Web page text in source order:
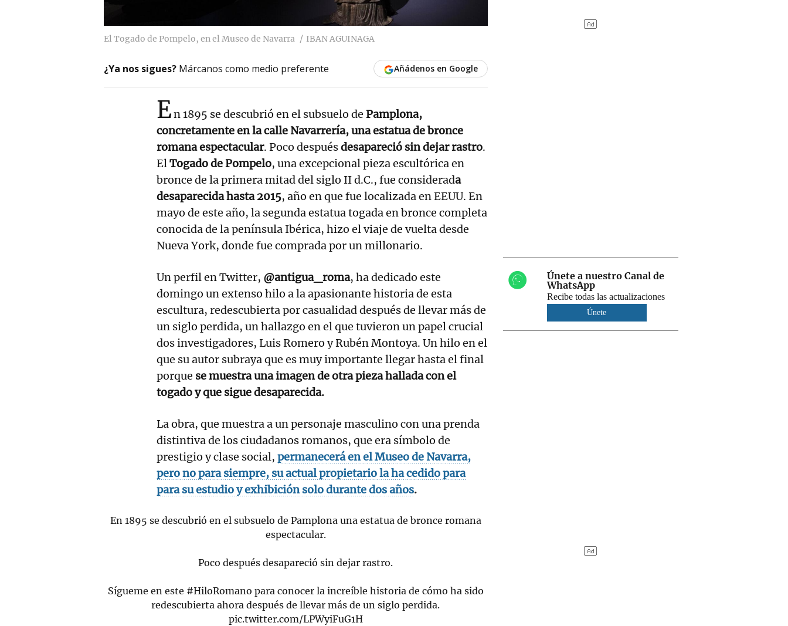
El Togado de Pompelo, en el Museo de Navarra IBAN AGUINAGA
¿Ya nos sigues? Márcanos como medio preferente Añádenos en Google
En 1895 se descubrió en el subsuelo de Pamplona,
concretamente en la calle Navarrería, una estatua de bronce
romana espectacular. Poco despuésdesapareció sin dejar rastro.
ElTogado de Pompelo, una excepcional pieza escultórica en
bronce de la primera mitad del siglo II d.C., fue considerada
desaparecida hasta 2015, año en que fue localizada en EEUU. En
mayo de este año, la segunda estatua togada en bronce completa
conocida de la península Ibérica, hizo el viaje de vuelta desde
Nueva York, donde fue comprada por un millonario.
Un perfil en Twitter, @antigua_roma, ha dedicado este
domingo un extenso hilo a la apasionante historia de esta
escultura, redescubierta por casualidad después de llevar más de
un siglo perdida, un hallazgo en el que tuvieron un papel crucial
dos investigadores, Luis Romero y Rubén Montoya. Un hilo en el
que su autor subraya que es muy importante llegar hasta el final
porque se muestra una imagen de otra pieza hallada con el
togado y que sigue desaparecida.
La obra, que muestra a un personaje masculino con una prenda
distintiva de los ciudadanos romanos, que era símbolo de
prestigio y clase social, permanecerá en el Museo de Navarra,
pero no para siempre, su actual propietario la ha cedido para
para su estudio y exhibición solo durante dos años.
En 1895 se descubrió en el subsuelo de Pamplona una estatua de bronce romana
espectacular.
Poco después desapareció sin dejar rastro.
Sígueme en este #HiloRomano para conocer la increíble historia de cómo ha sido
redescubierta ahora después de llevar más de un siglo perdida.
pic.twitter.com/LPWyiFuG1H
Únete a nuestro Canal de
WhatsApp
Recibe todas las actualizaciones
Únete